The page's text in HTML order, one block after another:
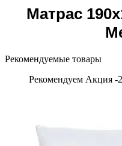
Матрас
Рекомендуемые товары
Рекомендуем Акция -